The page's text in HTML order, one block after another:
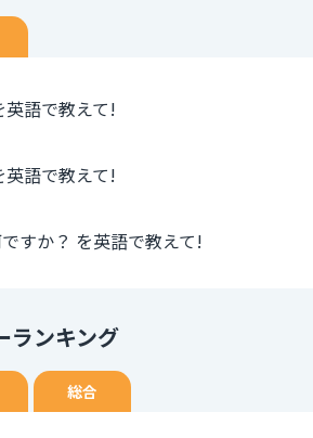
英語で教えて!
語で教えて!
すか？ を英語で教えて!
ランキング
総合